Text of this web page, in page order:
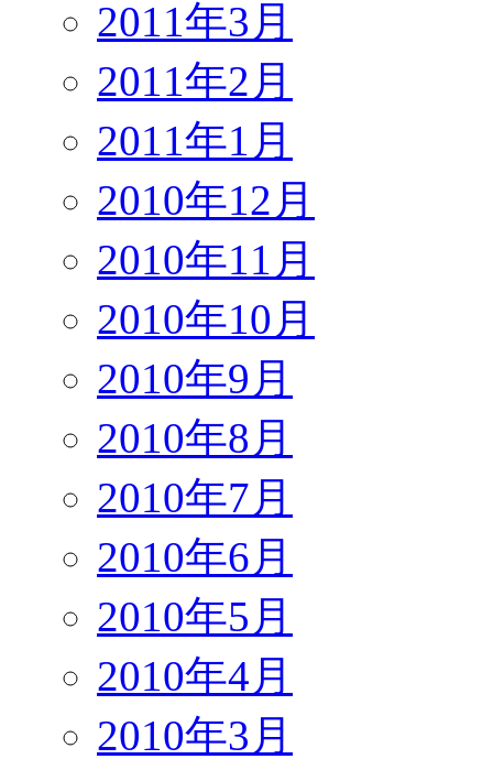
2011年3月
2011年2月
2011年1月
2010年12月
2010年11月
2010年10月
2010年9月
2010年8月
2010年7月
2010年6月
2010年5月
2010年4月
2010年3月